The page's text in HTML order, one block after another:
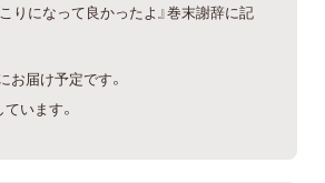
りになって良かったよ』巻末謝辞に記
お届け予定です。
います。